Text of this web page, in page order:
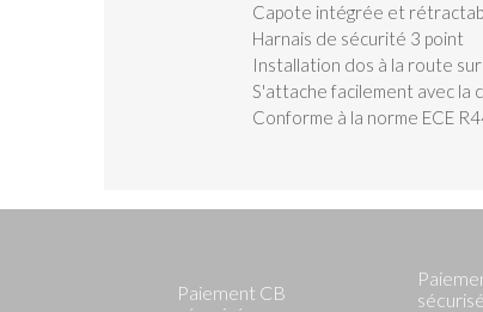
Capote intégrée et
Harnais de sécurité 3 point
Installation dos à la route
S'attache facilement avec la
Conforme à la norme ECE
Paiement CB